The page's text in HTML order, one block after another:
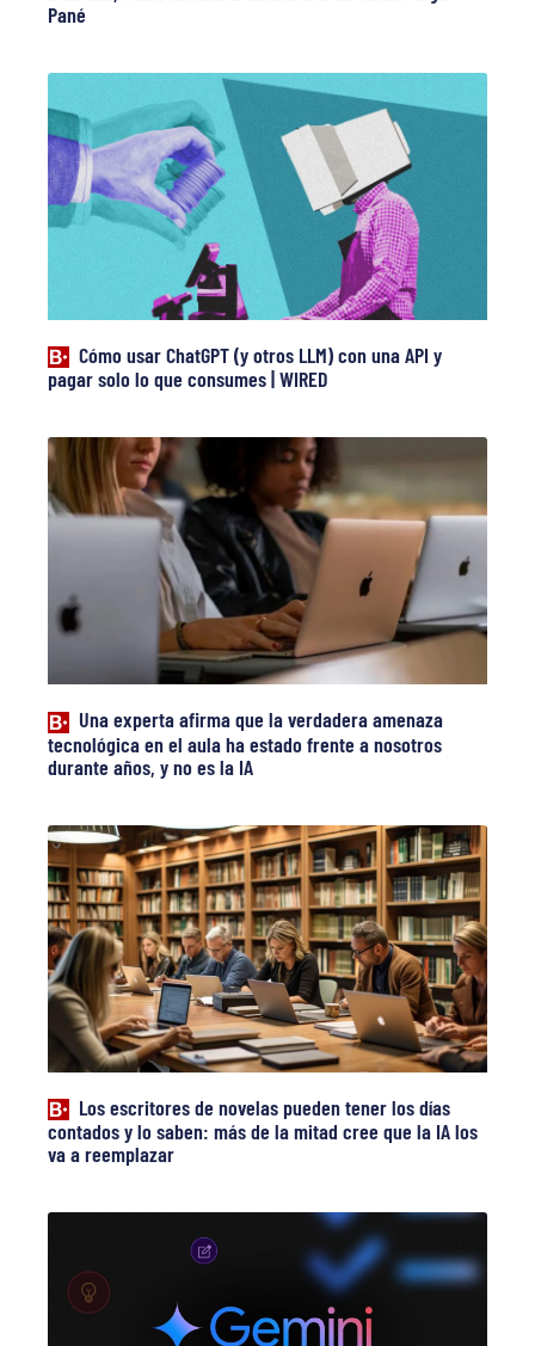
Pané
Cómo usar ChatGPT (y otros LLM) con una API y
pagar solo lo que consumes | WIRED
Una experta afirma que la verdadera amenaza
tecnológica en el aula ha estado frente a nosotros
durante años, y no es la IA
Los escritores de novelas pueden tener los días
contados y lo saben: más de la mitad cree que la IA los
va a reemplazar